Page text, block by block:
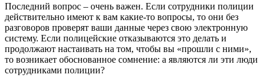
Последний вопрос – очень важен. Если сотрудники полиции
действительно имеют к вам какие-то вопросы, то они без
разговоров проверят ваши данные через свою электронную
систему. Если полицейские отказываются это делать и
продолжают настаивать на том, чтобы вы «прошли с ними»,
то возникает обоснованное сомнение: а являются ли эти люди
сотрудниками полиции?